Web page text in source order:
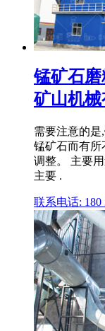
锰矿石
矿山机械
需要注意的
锰矿石而有所
调整。 主要
主要 .
联系电话: 180